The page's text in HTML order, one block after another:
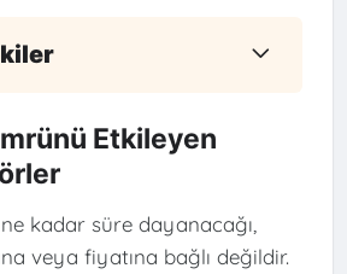
Etkileyen
kadar süre dayanacağı,
veya fiyatına bağlı değildir.